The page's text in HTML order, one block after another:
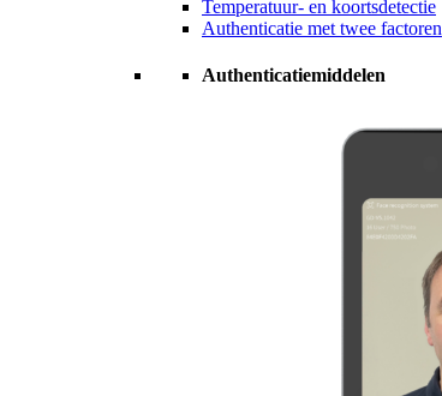
Temperatuur- en koortsdetectie
Authenticatie met twee factoren
Authenticatiemiddelen